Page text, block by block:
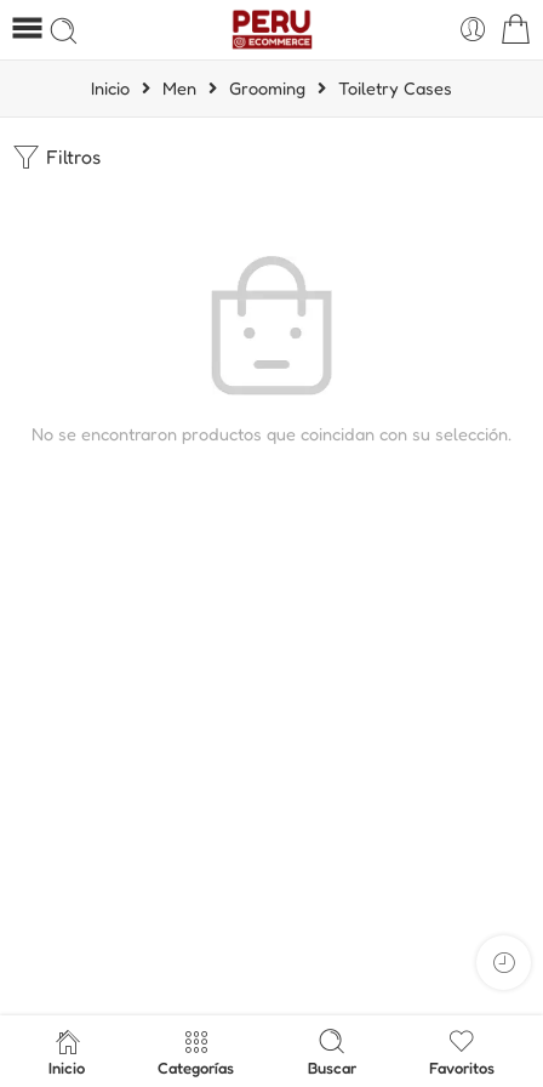
Inicio Men Grooming Toiletry Cases
Filtros
No se encontraron productos que coincidan con su selección.
Inicio Categorías Buscar Favoritos